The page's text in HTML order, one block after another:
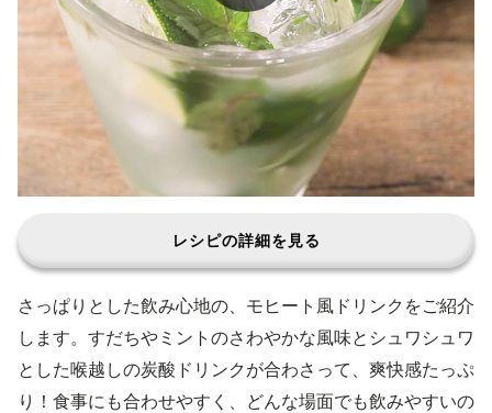
レシピの詳細を見る
さっぱりとした飲み心地の、モヒート風ドリンクをご紹介
します。すだちやミントのさわやかな風味とシュワシュワ
とした喉越しの炭酸ドリンクが合わさって、爽快感たっぷ
り！食事にも合わせやすく、どんな場面でも飲みやすいの